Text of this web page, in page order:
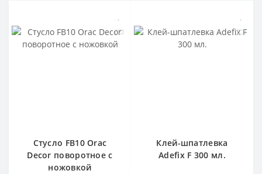
Стусло FB10 Orac
Decor поворотное с
ножовкой
Клей-шпатлевка
Adefix F 300 мл.